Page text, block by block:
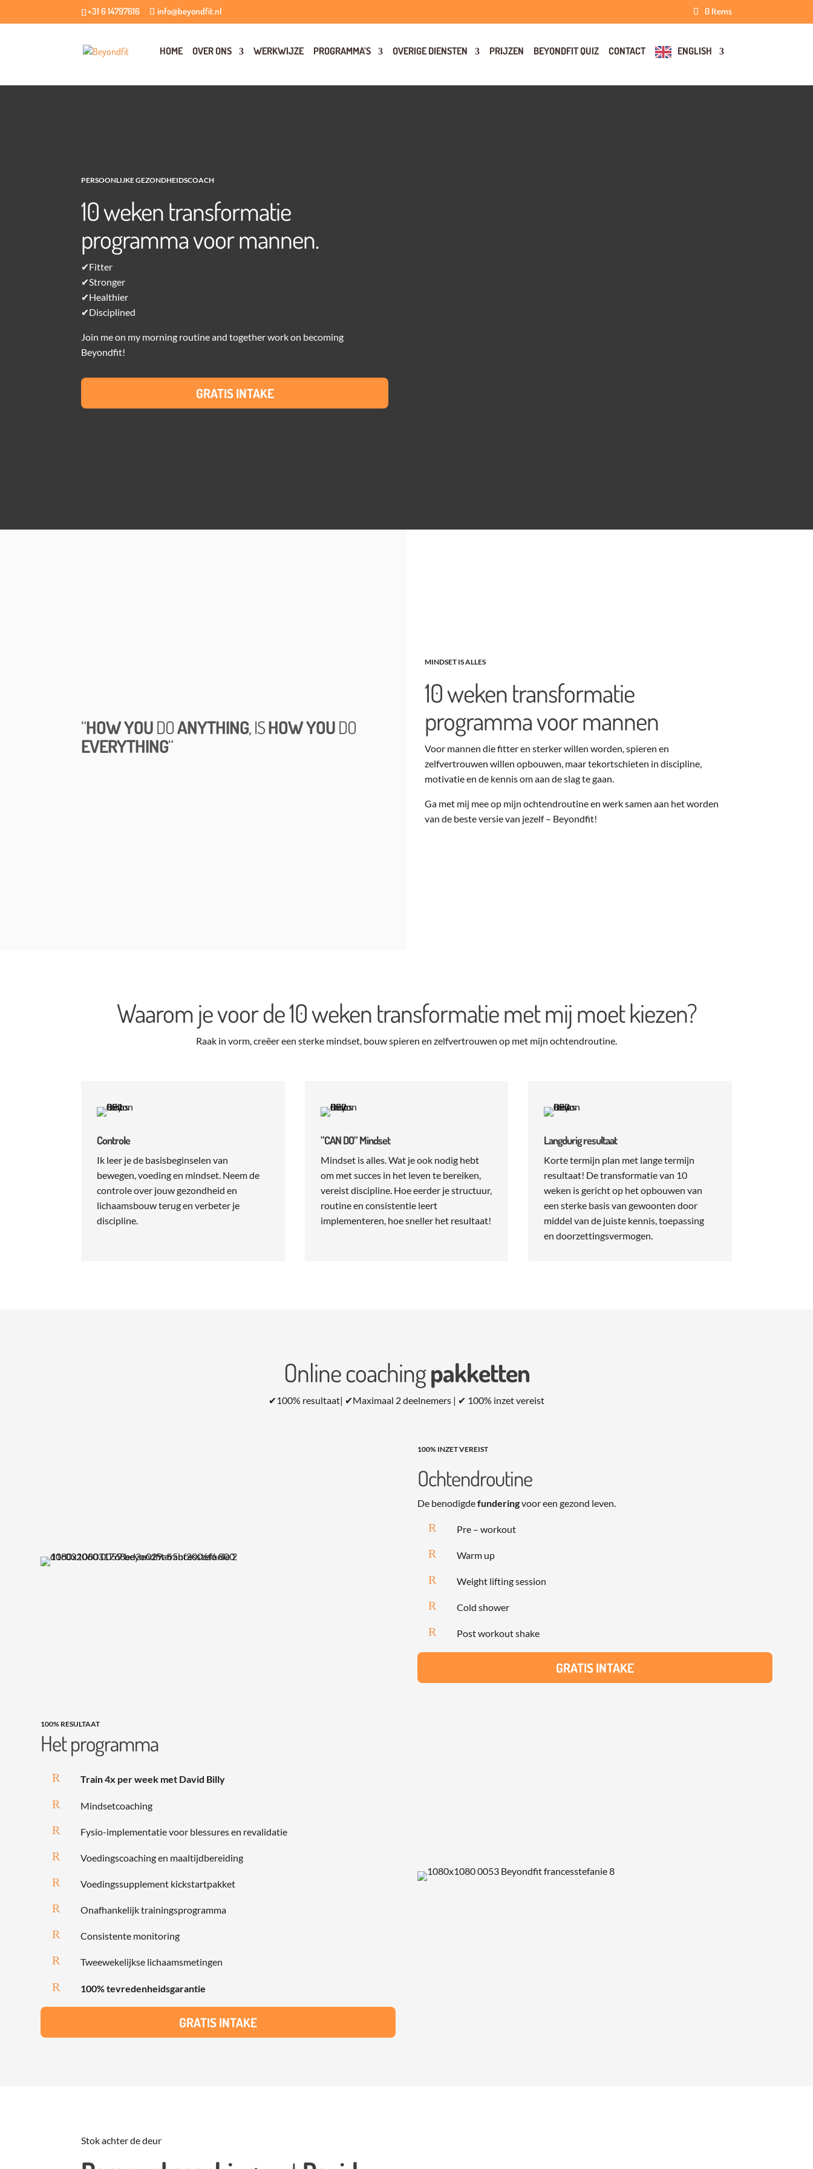
+31 6 14797616 info@beyondfit.nl 0 Items
HOME OVER ONS WERKWIJZE PROGRAMMA’S OVERIGE DIENSTEN PRIJZEN BEYONDFIT QUIZ CONTACT ENGLISH
PERSOONLIJKE GEZONDHEIDSCOACH
10 weken transformatie
programma voor mannen.
✔Fitter
✔Stronger
✔Healthier
✔Disciplined
Join me on my morning routine and together work on becoming
Beyondfit!
GRATIS INTAKE
“HOW YOUDOANYTHING, ISHOW YOUDO
EVERYTHING“
MINDSET IS ALLES
10 weken transformatie
programma voor mannen
Voor mannen die fitter en sterker willen worden, spieren en
zelfvertrouwen willen opbouwen, maar tekortschieten in discipline,
motivatie en de kennis om aan de slag te gaan.
Ga met mij mee op mijn ochtendroutine en werk samen aan het worden
van de beste versie van jezelf – Beyondfit!
Waarom je voor de 10 weken transformatie met mij moet kiezen?
Raak in vorm, creëer een sterke mindset, bouw spieren en zelfvertrouwen op met mijn ochtendroutine.
Controle
Ik leer je de basisbeginselen van
bewegen, voeding en mindset. Neem de
controle over jouw gezondheid en
lichaamsbouw terug en verbeter je
discipline.
”CAN DO” Mindset
Mindset is alles. Wat je ook nodig hebt
om met succes in het leven te bereiken,
vereist discipline. Hoe eerder je structuur,
routine en consistentie leert
implementeren, hoe sneller het resultaat!
Langdurig resultaat
Korte termijn plan met lange termijn
resultaat! De transformatie van 10
weken is gericht op het opbouwen van
een sterke basis van gewoonten door
middel van de juiste kennis, toepassing
en doorzettingsvermogen.
Online coachingpakketten
✔100% resultaat| ✔Maximaal 2 deelnemers | ✔ 100% inzet vereist
100% INZET VEREIST
Ochtendroutine
De benodigdefunderingvoor een gezond leven.
R Pre – workout
R Warm up
R Weight lifting session
R Cold shower
R Post workout shake
GRATIS INTAKE
100% RESULTAAT
Het programma
R Train 4x per week met David Billy
R Mindsetcoaching
R Fysio-implementatie voor blessures en revalidatie
R Voedingscoaching en maaltijdbereiding
R Voedingssupplement kickstartpakket
R Onafhankelijk trainingsprogramma
R Consistente monitoring
R Tweewekelijkse lichaamsmetingen
R 100% tevredenheidsgarantie
GRATIS INTAKE
Stok achter de deur